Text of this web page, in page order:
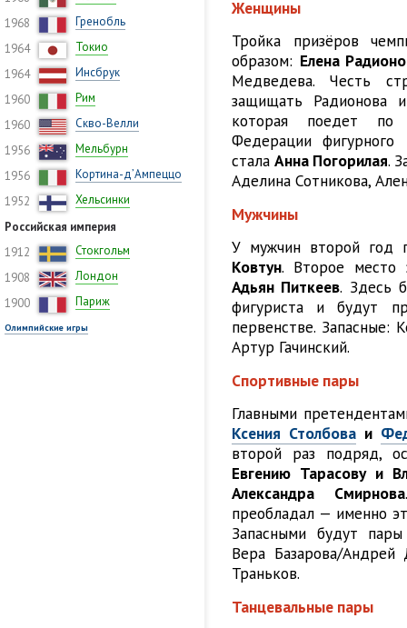
1968
Гренобль
1964
Токио
1964
Инсбрук
1960
Рим
1960
Скво-Велли
1956
Мельбурн
1956
Кортина-д’Ампеццо
1952
Хельсинки
Российская империя
1912
Стокгольм
1908
Лондон
1900
Париж
Олимпийские игры
Женщины
Тройка призёров
образом: Елена
Медведева. Честь
защищать Радионова
которая поедет по
Федерации
стала Анна Погорилая.
Аделина Сотникова,
Мужчины
У мужчин второй год
Ковтун. Второе место
Адьян Питкеев. Здесь
фигуриста и будут
первенстве. Запасные:
Артур Гачинский.
Спортивные пары
Главными
Ксения Столбова и
второй раз подряд,
Евгению Тарасову и
Александра Смирнова
преобладал — именно
Запасными будут
Вера Базарова/
Траньков.
Танцевальные пары